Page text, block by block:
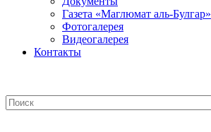
Газета «Маглюмат аль-Булгар»
Фотогалерея
Видеогалерея
Контакты